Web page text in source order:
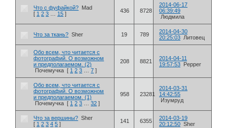
Что с фуфайкой? Mad
[ 1 2 3 15 ] 436 8728
2014-06-17
06:39:49
Людмила
Что за ткань? Sher 19 789
2014-04-30
20:25:03 Литовец
Обо всем, что читается с
фотографий. О возможном
и предполагаемом. (2)
Почемучка [ 1 2 3 7 ]
208 8821
2014-04-11
19:57:53
Pepper
Обо всем, что читается с
фотографий. О возможном
и предполагаемом. (1)
Почемучка [ 1 2 3 32 ]
958 23281
2014-03-31
14:42:55
Изумруд
Что за вершины? Sher
[ 1 2 3 4 5 ] 141 6355
2014-03-19
20:12:50 Sher